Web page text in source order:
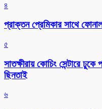
৪
প্রাক্তন প্রেমিকার সাথে
৫
সাতক্ষীরায় কোচিং সেন্টারে
ছিনতাই
৬